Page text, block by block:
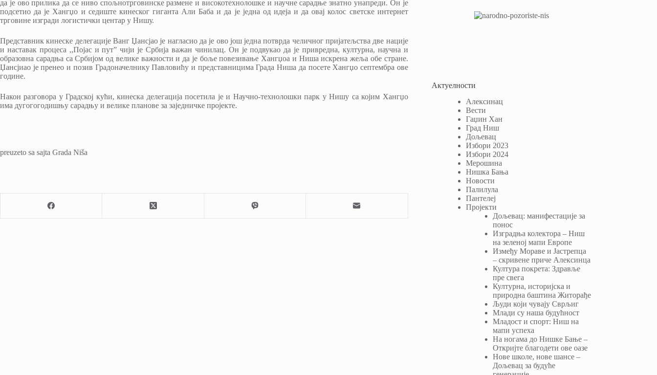
да је ово прилика да се ниво спољнотрговинске размене и високотехнолошке и научне сарадње знатно унапреди. Он је
подсетио да је Хангџо и седиште кинеског гиганта Али Баба и да је једна од идеја и да овај колос светске интернет
трговине изгради логистички центар у Нишу.
Представник кинеске делегације Ванг Џансјао је нагласио да је ово још једна потврда челичног пријатељства две нације
и наставак процеса ,,Појас и пут” чији је Србија важан чинилац. Он је подвукао да је привредна, културна, научна и
образовна сарадња са Србијом од велике важности и да је боље повезивање Хангџоа и Ниша искрена жеља обе стране.
Џансјиао је пренео и позив Градоначелнику Павловићу и представницима Града Ниша да посете Хангџо септембра ове
године.
Након разговора у Градској кући, кинеска делегација посетила је и Научно-технолошки парк у Нишу са којим Хангџо
има дугогогодишњу сарадњу и велике планове за заједничке пројекте.
preuzeto sa sajta Grada Niša
Актуелности
Алексинац
Вести
Гаџин Хан
Град Ниш
Дољевац
Избори 2023
Избори 2024
Мерошина
Нишка Бања
Новости
Палилула
Пантелеј
Пројекти
Дољевац: манифестације за
понос
Изградња колектора – Ниш
на зеленој мапи Европе
Између Мораве и Јастрепца
– скривене приче Алексинца
Култура покрета: Здравље
пре свега
Културна, историјска и
природна баштина Житорађе
Људи који чувају Сврљиг
Млади су наша будућност
Младост и спорт: Ниш на
мапи успеха
На ногама до Нишке Бање –
Откријте благодети ове оазе
Нове школе, нове шансе –
Дољевац за будуће